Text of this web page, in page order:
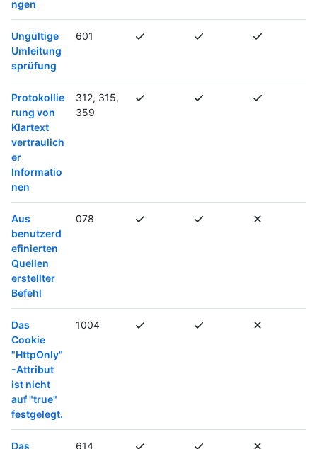
ngen
Ungültige
Umleitung
sprüfung
601
Protokollie
rung von
Klartext
vertraulich
er
Informatio
nen
312, 315,
359
Aus
benutzerd
efinierten
Quellen
erstellter
Befehl
078
Das
Cookie
"HttpOnly"
-Attribut
ist nicht
auf "true"
festgelegt.
1004
Das
614